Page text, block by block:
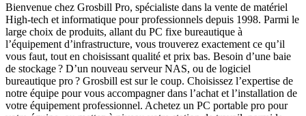
Bienvenue chez Grosbill Pro, spécialiste dans la vente de matériel
High-tech et informatique pour professionnels depuis 1998. Parmi le
large choix de produits, allant du PC fixe bureautique à
l’équipement d’infrastructure, vous trouverez exactement ce qu’il
vous faut, tout en choisissant qualité et prix bas. Besoin d’une baie
de stockage ? D’un nouveau serveur NAS, ou de logiciel
bureautique pro ? Grosbill est sur le coup. Choisissez l’expertise de
notre équipe pour vous accompagner dans l’achat et l’installation de
votre équipement professionnel. Achetez un PC portable pro pour